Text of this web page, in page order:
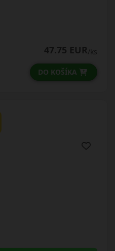
47.75 EUR/ks
DO KOŠÍKA